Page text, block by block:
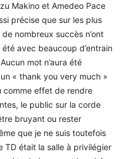
Makino et Amedeo Pace
précise que sur les plus
nombreux succès n’ont
été avec beaucoup d’entrain
mot n’aura été
« thank you very much »
comme effet de rendre
le public sur la corde
bruyant ou rester
que je ne suis toutefois
TD était la salle à privilégier